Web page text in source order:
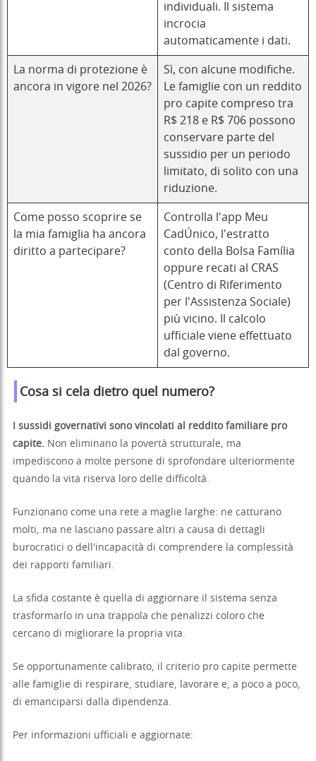
individuali. Il sistema
incrocia
automaticamente i dati.
La norma di protezione è
ancora in vigore nel 2026?
Sì, con alcune modifiche.
Le famiglie con un reddito
pro capite compreso tra
R$ 218 e R$ 706 possono
conservare parte del
sussidio per un periodo
limitato, di solito con una
riduzione.
Come posso scoprire se
la mia famiglia ha ancora
diritto a partecipare?
Controlla l'app Meu
CadÚnico, l'estratto
conto della Bolsa Família
oppure recati al CRAS
(Centro di Riferimento
per l'Assistenza Sociale)
più vicino. Il calcolo
ufficiale viene effettuato
dal governo.
Cosa si cela dietro quel numero?
I sussidi governativi sono vincolati al reddito familiare pro
capite. Non eliminano la povertà strutturale, ma
impediscono a molte persone di sprofondare ulteriormente
quando la vita riserva loro delle difficoltà.
Funzionano come una rete a maglie larghe: ne catturano
molti, ma ne lasciano passare altri a causa di dettagli
burocratici o dell'incapacità di comprendere la complessità
dei rapporti familiari.
La sfida costante è quella di aggiornare il sistema senza
trasformarlo in una trappola che penalizzi coloro che
cercano di migliorare la propria vita.
Se opportunamente calibrato, il criterio pro capite permette
alle famiglie di respirare, studiare, lavorare e, a poco a poco,
di emanciparsi dalla dipendenza.
Per informazioni ufficiali e aggiornate: